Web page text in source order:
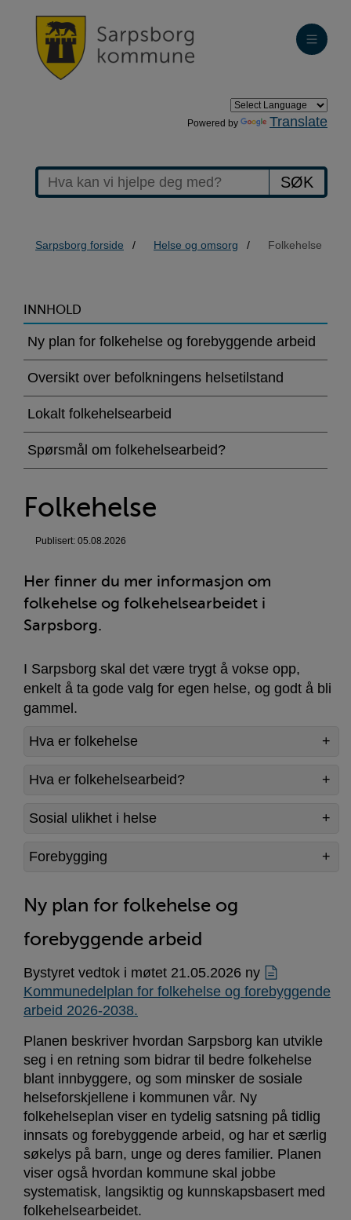
Powered by Translate
SØK
Sarpsborg forside Helse og omsorg Folkehelse
>Folkehelse
INNHOLD
Ny plan for folkehelse og forebyggende arbeid
Oversikt over befolkningens helsetilstand
Lokalt folkehelsearbeid
Spørsmål om folkehelsearbeid?
Folkehelse
Publisert: 05.08.2026
Her finner du mer informasjon om
folkehelse og folkehelsearbeidet i
Sarpsborg.
I Sarpsborg skal det være trygt å vokse opp,
enkelt å ta gode valg for egen helse, og godt å bli
gammel.
Hva er folkehelse
Hva er folkehelsearbeid?
Sosial ulikhet i helse
Forebygging
Ny plan for folkehelse og
forebyggende arbeid
Bystyret vedtok i møtet 21.05.2026 ny
Kommunedelplan for folkehelse og forebyggende
arbeid 2026-2038.
Planen beskriver hvordan Sarpsborg kan utvikle
seg i en retning som bidrar til bedre folkehelse
blant innbyggere, og som minsker de sosiale
helseforskjellene i kommunen vår. Ny
folkehelseplan viser en tydelig satsning på tidlig
innsats og forebyggende arbeid, og har et særlig
søkelys på barn, unge og deres familier. Planen
viser også hvordan kommune skal jobbe
systematisk, langsiktig og kunnskapsbasert med
folkehelsearbeidet.